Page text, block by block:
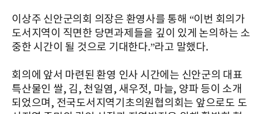
이상주 신안군의회 의장은 환영사를 통해 “이번 회의가
도서지역이 직면한 당면과제들을 깊이 있게 논의하는 소
중한 시간이 될 것으로 기대한다.”라고 말했다.
회의에 앞서 마련된 환영 인사 시간에는 신안군의 대표
특산물인 쌀, 김, 천일염, 새우젓, 마늘, 양파 등이 소개
되었으며, 전국도서지역기초의원협의회는 앞으로도 도